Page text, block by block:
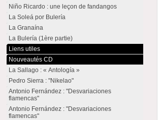
Niño Ricardo : une leçon de fandangos
La Soleá por Bulería
La Granaína
La Bulería (1ère partie)
Liens utiles
Nouveautés CD
La Sallago : « Antología »
Pedro Sierra : "Nikelao"
Antonio Fernández : "Desvariaciones
flamencas"
Antonio Fernández : "Desvariaciones
flamencas"